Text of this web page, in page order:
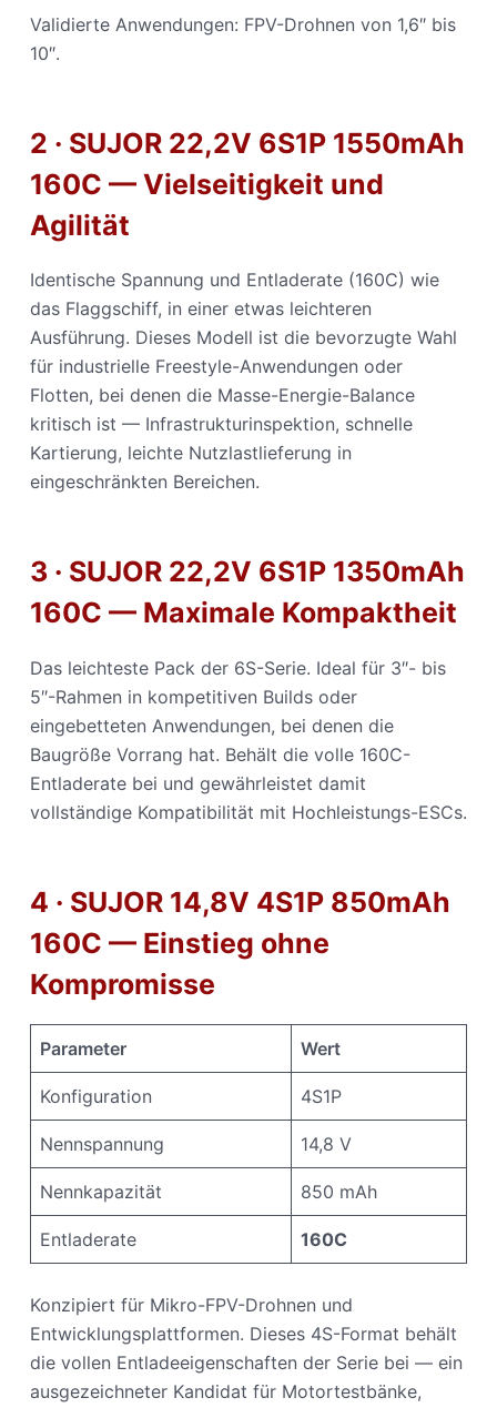
Validierte Anwendungen: FPV-Drohnen von 1,6″ bis
10″.
2 · SUJOR 22,2V 6S1P 1550mAh
160C — Vielseitigkeit und
Agilität
Identische Spannung und Entladerate (160C) wie
das Flaggschiff, in einer etwas leichteren
Ausführung. Dieses Modell ist die bevorzugte Wahl
für industrielle Freestyle-Anwendungen oder
Flotten, bei denen die Masse-Energie-Balance
kritisch ist — Infrastrukturinspektion, schnelle
Kartierung, leichte Nutzlastlieferung in
eingeschränkten Bereichen.
3 · SUJOR 22,2V 6S1P 1350mAh
160C — Maximale Kompaktheit
Das leichteste Pack der 6S-Serie. Ideal für 3″- bis
5″-Rahmen in kompetitiven Builds oder
eingebetteten Anwendungen, bei denen die
Baugröße Vorrang hat. Behält die volle 160C-
Entladerate bei und gewährleistet damit
vollständige Kompatibilität mit Hochleistungs-ESCs.
4 · SUJOR 14,8V 4S1P 850mAh
160C — Einstieg ohne
Kompromisse
Parameter Wert
Konfiguration 4S1P
Nennspannung 14,8 V
Nennkapazität 850 mAh
Entladerate 160C
Konzipiert für Mikro-FPV-Drohnen und
Entwicklungsplattformen. Dieses 4S-Format behält
die vollen Entladeeigenschaften der Serie bei — ein
ausgezeichneter Kandidat für Motortestbänke,